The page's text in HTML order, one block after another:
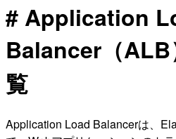
# Application
Balancer（ALB
覧
Application Load Balancerは、